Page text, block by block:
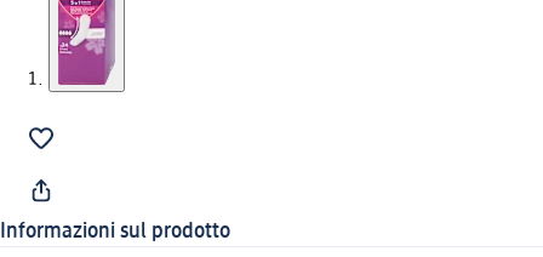
Informazioni sul prodotto